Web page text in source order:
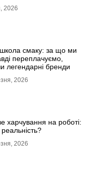
2026
смаку: за що ми
переплачуємо,
легендарні бренди
2026
харчування на роботі:
2026